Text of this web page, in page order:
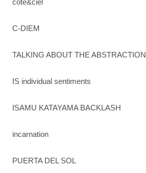
cote&ciel
C-DIEM
TALKING ABOUT THE ABSTRACTION
IS individual sentiments
ISAMU KATAYAMA BACKLASH
incarnation
PUERTA DEL SOL